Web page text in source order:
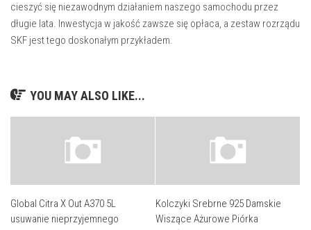
cieszyć się niezawodnym działaniem naszego samochodu przez
długie lata. Inwestycja w jakość zawsze się opłaca, a zestaw rozrządu
SKF jest tego doskonałym przykładem.
YOU MAY ALSO LIKE...
Global Citra X Out A370 5L
usuwanie nieprzyjemnego
Kolczyki Srebrne 925 Damskie
Wiszące Ażurowe Piórka